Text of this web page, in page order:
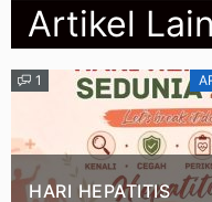
Artikel
1
HARI HEPATITIS